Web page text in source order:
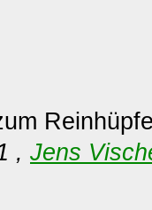
, Jens